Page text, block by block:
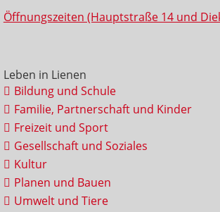
Öffnungszeiten (Hauptstraße 14 und
Leben in Lienen
Bildung und Schule
Familie, Partnerschaft und Kinder
Freizeit und Sport
Gesellschaft und Soziales
Kultur
Planen und Bauen
Umwelt und Tiere